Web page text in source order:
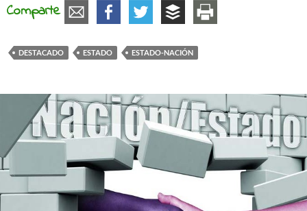
Comparte
DESTACADO ESTADO ESTADO-NACIÓN